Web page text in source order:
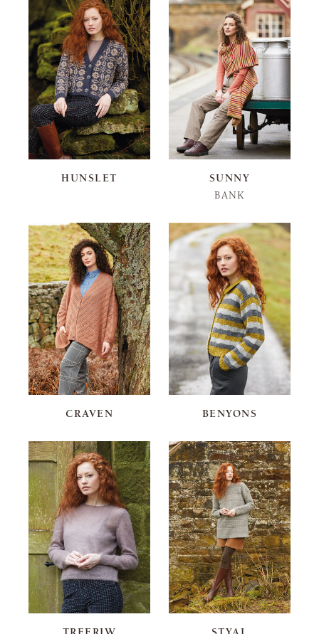
HUNSLET
SUNNY
BANK
CRAVEN BENYONS